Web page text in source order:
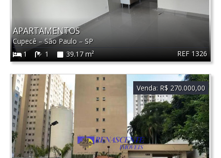
REF 1326
APARTAMENTOS
Cupecê–São Paulo – SP
1
1 39.17 m²
Venda: R$ 270.000,00